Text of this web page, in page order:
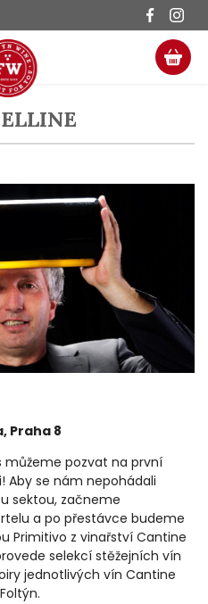
Praha 8
můžeme pozvat na první
se nám nepohádali
sektou, začneme
a po přestávce budeme
Primitivo z vinařství Cantine
selekcí stěžejních vín
jednotlivých vín Cantine